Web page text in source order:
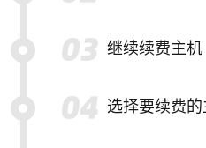
继续续费主机
选择要续费